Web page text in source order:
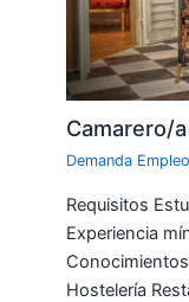
Camarero/
Demanda Empleo
Requisitos
Experiencia
Hostelería